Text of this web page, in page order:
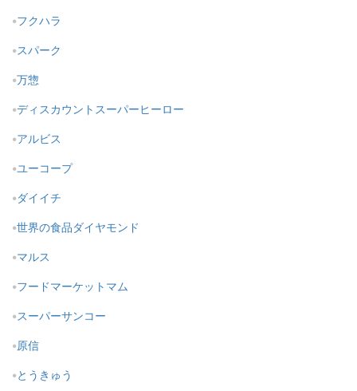
フクハラ
スパーク
万惣
ディスカウントスーパーヒーロー
アルビス
ユーコープ
ダイイチ
世界の食品ダイヤモンド
マルス
フードマーケットマム
スーパーサンコー
原信
とうきゅう